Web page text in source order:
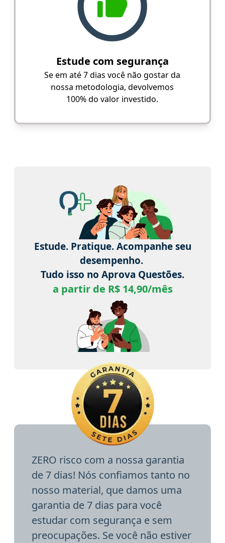
Estude com segurança
Se em até 7 dias você não gostar da
nossa metodologia, devolvemos
100% do valor investido.
Estude. Pratique. Acompanhe seu
desempenho.
Tudo isso no Aprova Questões.
a partir de R$ 14,90/mês
ZERO risco com a nossa garantia
de 7 dias! Nós confiamos tanto no
nosso material, que damos uma
garantia de 7 dias para você
estudar com segurança e sem
preocupações. Se você não estiver